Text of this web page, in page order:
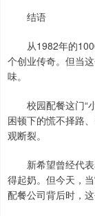
结语
从1982年的1000
个创业传奇。但当
味。
校园配餐这门“小
困顿下的慌不择路
观断裂。
新希望曾经代表
得起奶。但今天，
配餐公司背后时，